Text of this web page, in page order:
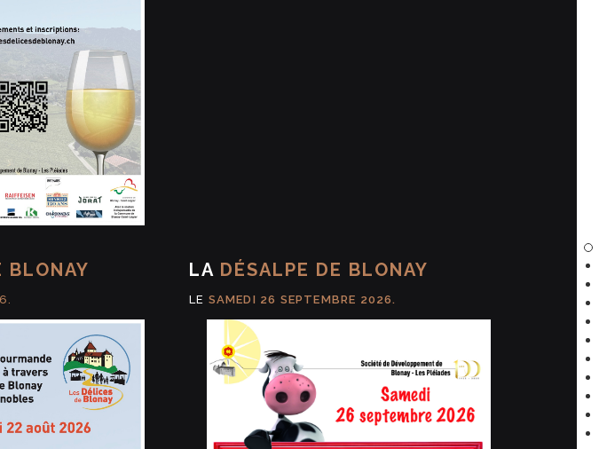
BLONAY LA DÉSALPE DE BLONAY
LE SAMEDI 26 SEPTEMBRE 2026.